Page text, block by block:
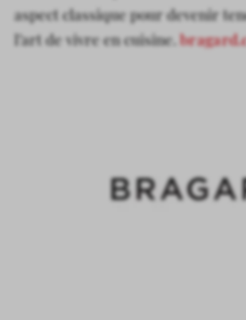
aspect classique pour devenir
l’art de vivre en cuisine.